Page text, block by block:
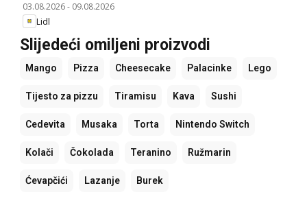
03.08.2026- 09.08.2026
Lidl
Slijedeći omiljeni proizvodi
Mango Pizza Cheesecake Palacinke Lego
Tijesto za pizzu Tiramisu Kava Sushi
Cedevita Musaka Torta Nintendo Switch
Kolači Čokolada Teranino Ružmarin
Ćevapčići Lazanje Burek